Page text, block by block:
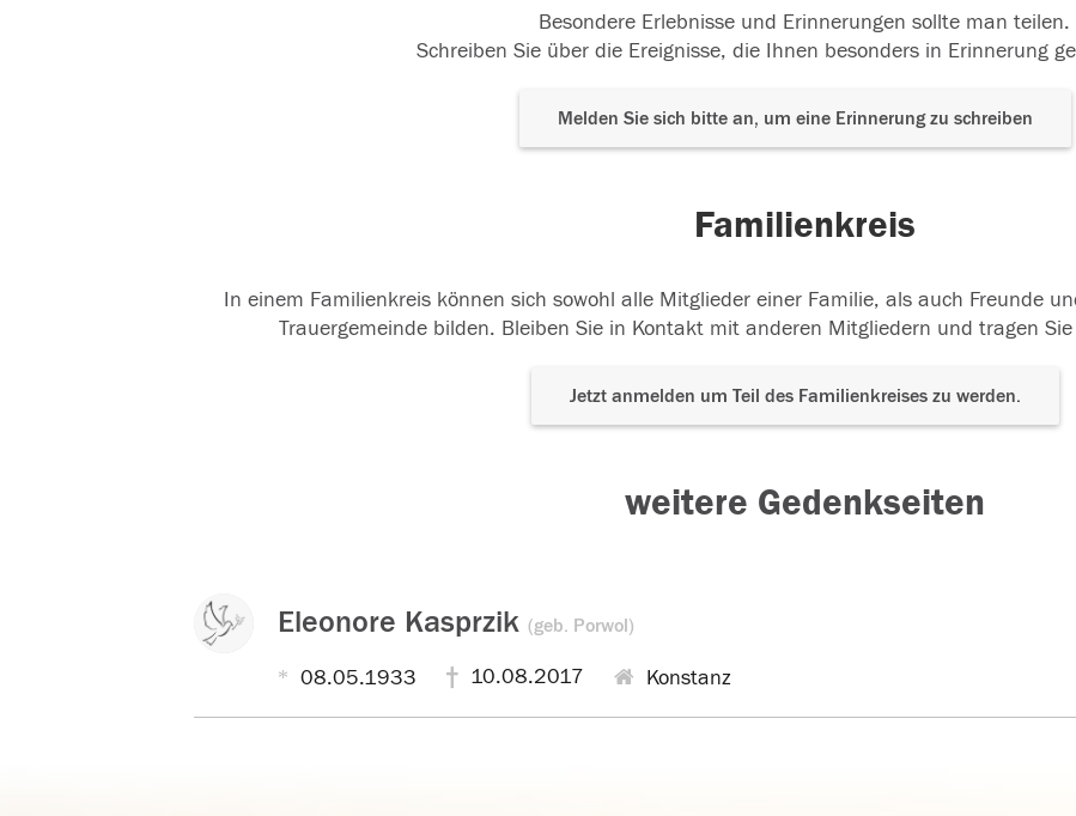
Besondere Erlebnisse und Erinnerungen sollte man teilen.
Schreiben Sie über die Ereignisse, die Ihnen besonders in Erinnerung
Melden Sie sich bitte an, um eine Erinnerung zu schreiben
Familienkreis
In einem Familienkreis können sich sowohl alle Mitglieder einer Familie, als auch Freunde
Trauergemeinde bilden. Bleiben Sie in Kontakt mit anderen Mitgliedern und tragen
Jetzt anmelden um Teil des Familienkreises zu werden.
weitere Gedenkseiten
Eleonore Kasprzik (geb. Porwol)
08.05.1933 10.08.2017 Konstanz